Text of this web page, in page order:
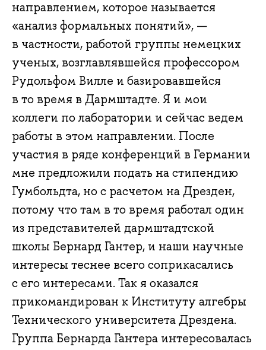
направлением, которое называется
«анализ формальных понятий», —
в частности, работой группы немецких
ученых, возглавлявшейся профессором
Рудольфом Вилле и базировавшейся
в то время в Дармштадте. Я и мои
коллеги по лаборатории и сейчас ведем
работы в этом направлении. После
участия в ряде конференций в Германии
мне предложили подать на стипендию
Гумбольдта, но с расчетом на Дрезден,
потому что там в то время работал один
из представителей дармштадтской
школы Бернард Гантер, и наши научные
интересы теснее всего соприкасались
с его интересами. Так я оказался
прикомандирован к Институту алгебры
Технического университета Дрездена.
Группа Бернарда Гантера интересовалась